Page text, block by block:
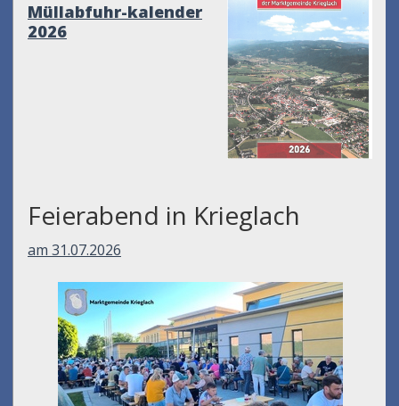
Müllabfuhr-kalender
2026
Feierabend in Krieglach
am 31.07.2026